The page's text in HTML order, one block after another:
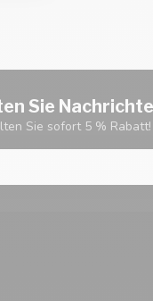
Sie
Sie sofort 5 % Rabatt!